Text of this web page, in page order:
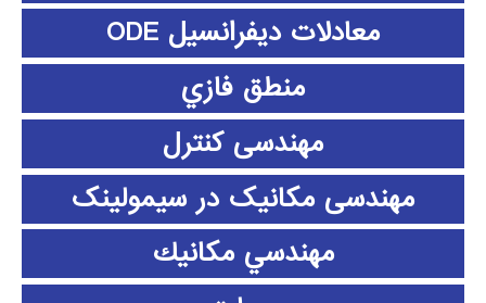
معادلات دیفرانسیل ODE
منطق فازي
مهندسی کنترل
مهندسی مکانیک در سیمولینک
مهندسي مكانيك